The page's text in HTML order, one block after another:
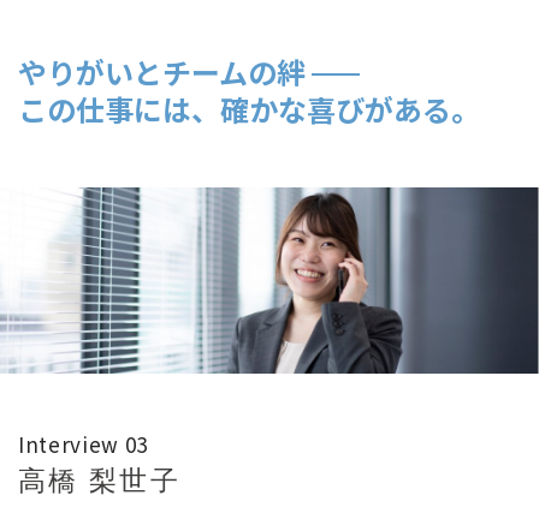
社員インタビュー2
FAQ
やりがいとチームの絆
この仕事には、確かな喜びがある。
Interview 03
高橋 梨世子